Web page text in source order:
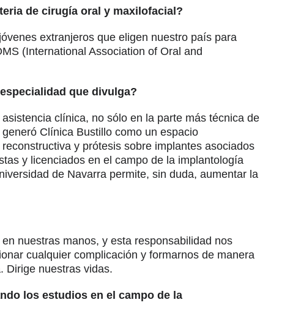
de cirugía oral y maxilofacial?
extranjeros que eligen nuestro país para
(International Association of Oral and
que divulga?
clínica, no sólo en la parte más técnica de
Clínica Bustillo como un espacio
y prótesis sobre implantes asociados
y licenciados en el campo de la implantología
de Navarra permite, sin duda, aumentar la
nuestras manos, y esta responsabilidad nos
cualquier complicación y formarnos de manera
Dirige nuestras vidas.
los estudios en el campo de la